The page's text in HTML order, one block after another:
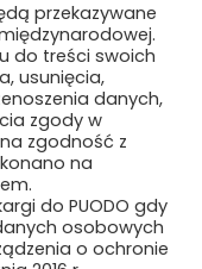
przekazywane
do treści swoich
usunięcia,
danych,
zgody w
zgodność z
na
do PUODO gdy
osobowych
o ochronie